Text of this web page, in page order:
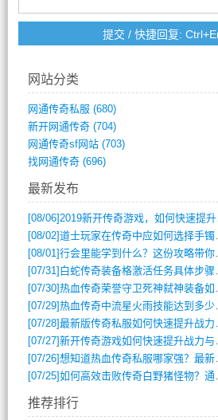
网站分类
网通传奇私服 (680)
新开网通传奇(704)
网通传奇sf网站(703)
找网通传奇(696)
最新发布
[08/06]2019新开传奇游戏，如何快速提升角色等级？
[08/02]道士玩家在传奇中应如何选择手镯装备？
[08/01]行会里能学到什么？这份攻略带你全掌握
[07/31] 白蛇传奇装备格激活任务具体步骤是什么？如何完成？
[07/30]热血传奇荣誉守卫死神弑神装备如何获取与佩戴攻略？
[07/29]热血传奇中流星火雨技能达到多少级可以开始练装备？
[07/28]最新版传奇私服如何快速提升战力与获取稀有装备？
[07/27]新开传奇游戏如何快速提升战力与获取稀有装备？
[07/26]想知道热血传奇私服哪家强？最新排行榜攻略全解析
[07/25]如何高效击败传奇白野猪怪物？通关技巧全解析
推荐排行